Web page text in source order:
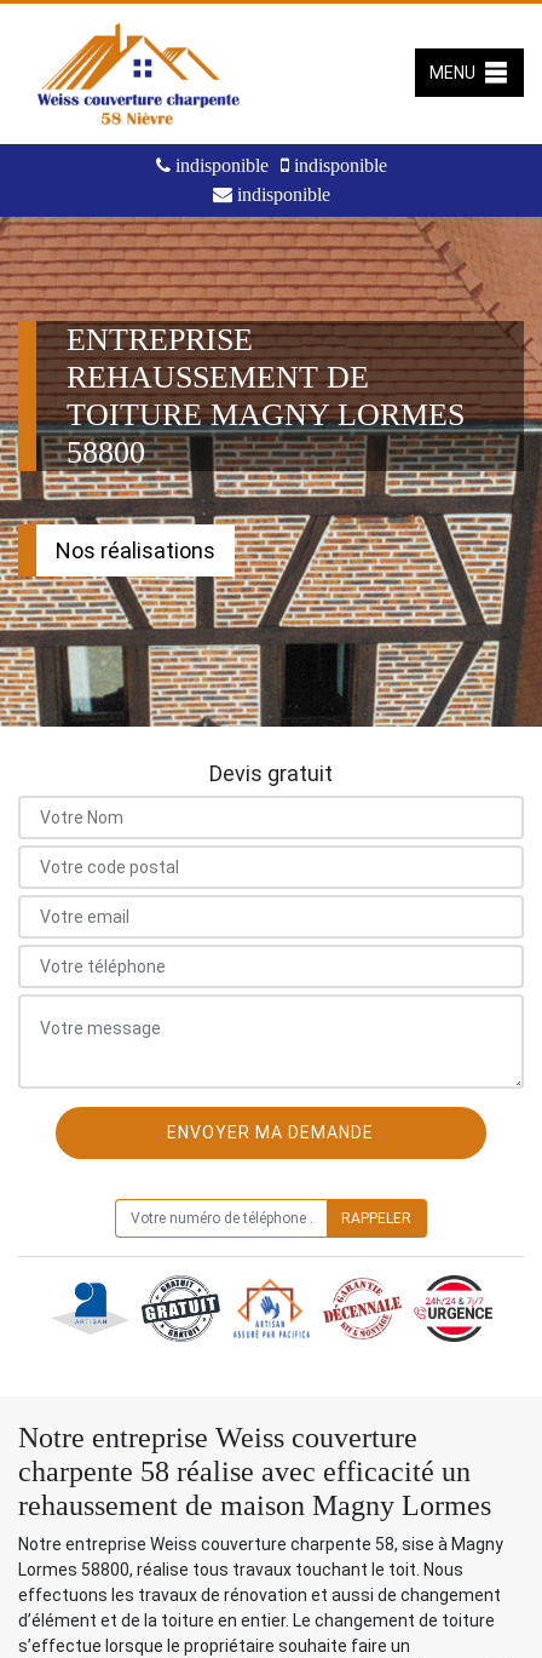
indisponible
indisponible
indisponible
MENU
ENTREPRISE
REHAUSSEMENT DE
TOITURE MAGNY LORMES
58800
Nos réalisations
Devis gratuit
Notre entreprise Weiss couverture
charpente 58 réalise avec efficacité un
rehaussement de maison Magny Lormes
Notre entreprise Weiss couverture charpente 58, sise à Magny
Lormes 58800, réalise tous travaux touchant le toit. Nous
effectuons les travaux de rénovation et aussi de changement
d’élément et de la toiture en entier. Le changement de toiture
s’effectue lorsque le propriétaire souhaite faire un